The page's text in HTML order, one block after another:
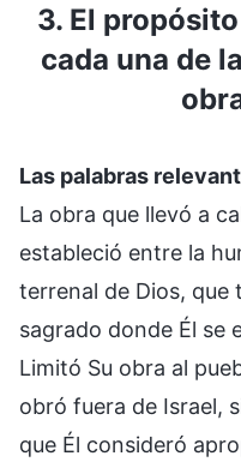
3. El
cada una de
Las palabras
La obra que llevó a
estableció entre la
terrenal de Dios, que
sagrado donde Él se
Limitó Su obra al
obró fuera de Israel,
que Él consideró